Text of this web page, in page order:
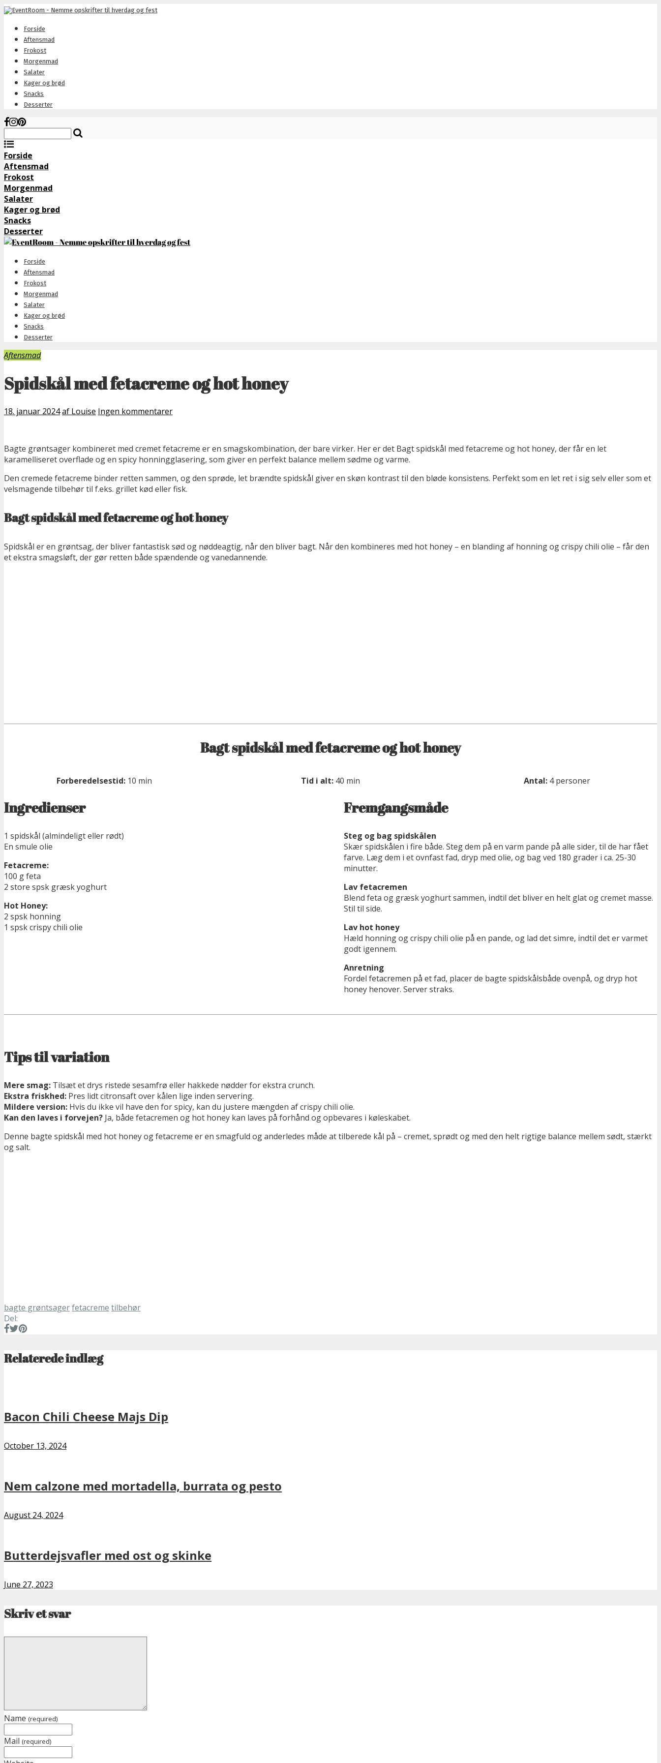
Forside
Aftensmad
Frokost
Morgenmad
Salater
Kager og brød
Snacks
Desserter
Forside
Aftensmad
Frokost
Morgenmad
Salater
Kager og brød
Snacks
Desserter
Forside
Aftensmad
Frokost
Morgenmad
Salater
Kager og brød
Snacks
Desserter
Aftensmad
Spidskål med fetacreme og hot honey
18. januar 2024af Louise Ingen kommentarer
Bagte grøntsager kombineret med cremet fetacreme er en smagskombination, der bare virker. Her er det Bagt spidskål med fetacreme og hot honey, der får en let
karamelliseret overflade og en spicy honningglasering, som giver en perfekt balance mellem sødme og varme.
Den cremede fetacreme binder retten sammen, og den sprøde, let brændte spidskål giver en skøn kontrast til den bløde konsistens. Perfekt som en let ret i sig selv eller som et
velsmagende tilbehør til f.eks. grillet kød eller fisk.
Bagt spidskål med fetacreme og hot honey
Spidskål er en grøntsag, der bliver fantastisk sød og nøddeagtig, når den bliver bagt. Når den kombineres med hot honey – en blanding af honning og crispy chili olie – får den
et ekstra smagsløft, der gør retten både spændende og vanedannende.
Bagt spidskål med fetacreme og hot honey
Forberedelsestid:10 min Tid i alt:40 min Antal:4 personer
Ingredienser
1 spidskål (almindeligt eller rødt)
En smule olie
Fetacreme:
100 g feta
2 store spsk græsk yoghurt
Hot Honey:
2 spsk honning
1 spsk crispy chili olie
Fremgangsmåde
Steg og bag spidskålen
Skær spidskålen i fire både. Steg dem på en varm pande på alle sider, til de har fået
farve. Læg dem i et ovnfast fad, dryp med olie, og bag ved 180 grader i ca. 25-30
minutter.
Lav fetacremen
Blend feta og græsk yoghurt sammen, indtil det bliver en helt glat og cremet masse.
Stil til side.
Lav hot honey
Hæld honning og crispy chili olie på en pande, og lad det simre, indtil det er varmet
godt igennem.
Anretning
Fordel fetacremen på et fad, placer de bagte spidskålsbåde ovenpå, og dryp hot
honey henover. Server straks.
Tips til variation
Mere smag: Tilsæt et drys ristede sesamfrø eller hakkede nødder for ekstra crunch.
Ekstra friskhed: Pres lidt citronsaft over kålen lige inden servering.
Mildere version: Hvis du ikke vil have den for spicy, kan du justere mængden af crispy chili olie.
Kan den laves i forvejen? Ja, både fetacremen og hot honey kan laves på forhånd og opbevares i køleskabet.
Denne bagte spidskål med hot honey og fetacreme er en smagfuld og anderledes måde at tilberede kål på – cremet, sprødt og med den helt rigtige balance mellem sødt, stærkt
og salt.
bagte grøntsagerfetacreme tilbehør
Del:
Relaterede indlæg
Bacon Chili Cheese Majs Dip
October 13, 2024
Nem calzone med mortadella, burrata og pesto
August 24, 2024
Butterdejsvafler med ost og skinke
June 27, 2023
Skriv et svar
Name (required)
Mail (required)